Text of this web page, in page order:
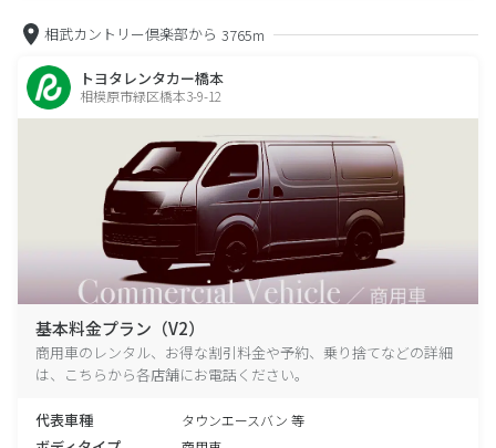
相武カントリー倶楽部から 3765m
トヨタレンタカー橋本
相模原市緑区橋本3-9-12
基本料金プラン（V2）
商用車のレンタル、お得な割引料金や予約、乗り捨てなどの詳細
は、こちらから各店舗にお電話ください。
代表車種 タウンエースバン 等